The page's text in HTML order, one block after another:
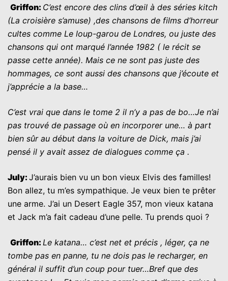
Griffon: C’est encore des clins d’œil à des séries kitch
(La croisière s’amuse) ,des chansons de films d’horreur
cultes comme Le loup-garou de Londres, ou juste des
chansons qui ont marqué l’année 1982 ( le récit se
passe cette année). Mais ce ne sont pas juste des
hommages, ce sont aussi des chansons que j’écoute et
j’apprécie a la base…
C’est vrai que dans le tome 2 il n’y a pas de bo…Je n’ai
pas trouvé de passage où en incorporer une… à part
bien sûr au début dans la voiture de Dick, mais j’ai
pensé il y avait assez de dialogues comme ça .
July: J’aurais bien vu un bon vieux Elvis des familles!
Bon allez, tu m’es sympathique. Je veux bien te prêter
une arme. J’ai un Desert Eagle 357, mon vieux katana
et Jack m’a fait cadeau d’une pelle. Tu prends quoi ?
Griffon: Le katana… c’est net et précis , léger, ça ne
tombe pas en panne, tu ne dois pas le recharger, en
général il suffit d’un coup pour tuer…Bref que des